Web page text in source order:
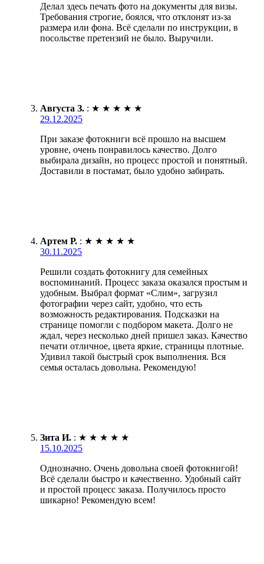
Делал здесь печать фото на документы для визы.
Требования строгие, боялся, что отклонят из-за
размера или фона. Всё сделали по инструкции, в
посольстве претензий не было. Выручили.
Августа З. : ★ ★ ★ ★ ★
29.12.2025
При заказе фотокниги всё прошло на высшем
уровне, очень понравилось качество. Долго
выбирала дизайн, но процесс простой и понятный.
Доставили в постамат, было удобно забирать.
Артем Р. : ★ ★ ★ ★ ★
30.11.2025
Решили создать фотокнигу для семейных
воспоминаний. Процесс заказа оказался простым и
удобным. Выбрал формат «Слим», загрузил
фотографии через сайт, удобно, что есть
возможность редактирования. Подсказки на
странице помогли с подбором макета. Долго не
ждал, через несколько дней пришел заказ. Качество
печати отличное, цвета яркие, страницы плотные.
Удивил такой быстрый срок выполнения. Вся
семья осталась довольна. Рекомендую!
Зита И. : ★ ★ ★ ★ ★
15.10.2025
Однозначно. Очень довольна своей фотокнигой!
Всё сделали быстро и качественно. Удобный сайт
и простой процесс заказа. Получилось просто
шикарно! Рекомендую всем!